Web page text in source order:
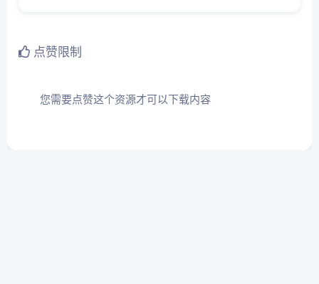
点赞限制
您需要点赞这个资源才可以下载内容